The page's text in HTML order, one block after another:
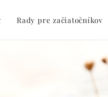
Rady pre začiatočníkov